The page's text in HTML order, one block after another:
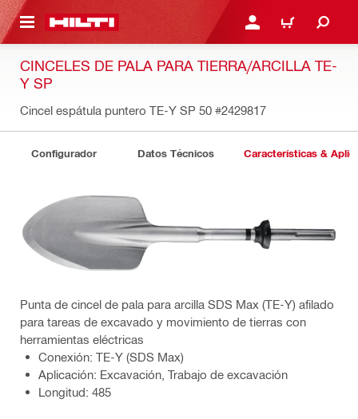
PRINCIPAL INICIE SESIÓN O
CARRITO
CINCELES DE PALA PARA TIERRA/ARCILLA TE-
Y SP
Cincel espátula puntero TE-Y SP 50 #2429817
Configurador Datos Técnicos Características &
Punta de cincel de pala para arcilla SDS Max (TE-Y) afilado
para tareas de excavado y movimiento de tierras con
herramientas eléctricas
Conexión: TE-Y (SDS Max)
Aplicación: Excavación, Trabajo de excavación
Longitud: 485